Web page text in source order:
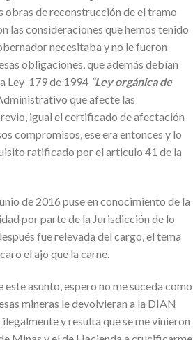
obras de reconstrucción de el tramo
las consideraciones que hemos tenido
necesitaba y no le fueron
obligaciones, que además debían
Ley 179 de 1994 “Ley orgánica de
que afecte las
igual el certificado de afectación
compromisos, ese era entonces y lo
ratificado por el articulo 41 de la
de 2016 puse en conocimiento de la
por parte de la Jurisdicción de lo
fue relevada del cargo, el tema
el ajo que la carne.
asunto, espero no me suceda como
mineras le devolvieran a la DIAN
y resulta que se me vinieron